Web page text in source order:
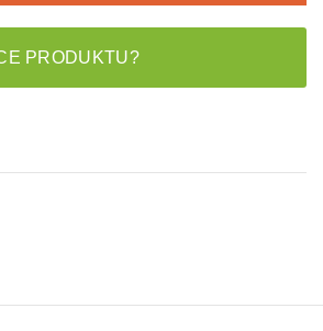
PRODUKTU?